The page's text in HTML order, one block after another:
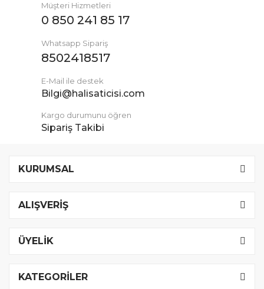
Müşteri Hizmetleri
0 850 241 85 17
Whatsapp Sipariş
8502418517
E-Mail ile destek
Bilgi@halisaticisi.com
Kargo durumunu öğren
Sipariş Takibi
KURUMSAL
ALIŞVERİŞ
ÜYELİK
KATEGORİLER